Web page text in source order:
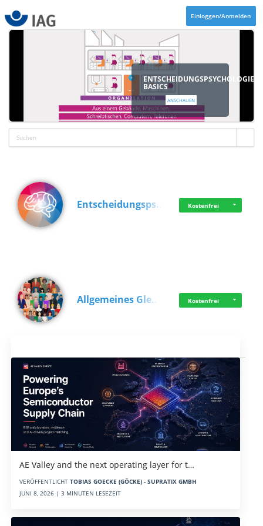
Einloggen/Anmelden
ENTSCHEIDUNGSPSYCHOLOGIE
BASICS
ANSCHAUEN
Entscheidungsps… Kostenfrei
Allgemeines Gle… Kostenfrei
AE Valley and the next operating layer for t…
VERÖFFENTLICHT TOBIAS GOECKE (GÖCKE) - SUPRATIX GMBH
JUNI 8, 2026 | 3 MINUTEN LESEZEIT